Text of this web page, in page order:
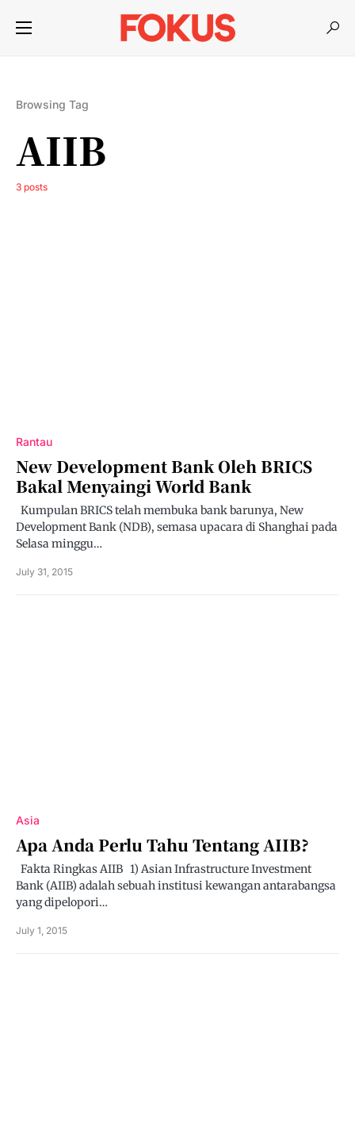
Browsing Tag
AIIB
3 posts
Rantau
New Development Bank Oleh BRICS
Bakal Menyaingi World Bank
Kumpulan BRICS telah membuka bank barunya, New
Development Bank (NDB), semasa upacara di Shanghai pada
Selasa minggu…
July 31, 2015
Asia
Apa Anda Perlu Tahu Tentang AIIB?
Fakta Ringkas AIIB 1) Asian Infrastructure Investment
Bank (AIIB) adalah sebuah institusi kewangan antarabangsa
yang dipelopori…
July 1, 2015